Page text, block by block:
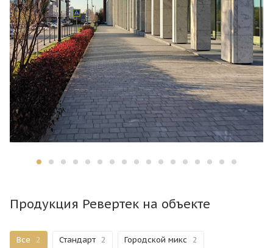
Продукция Ревертек на объекте
Все 2 Стандарт 2 Городской микс 2